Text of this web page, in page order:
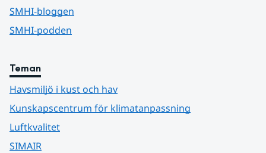
SMHI-bloggen
SMHI-podden
Teman
Havsmiljö i kust och hav
Kunskapscentrum för klimatanpassning
Luftkvalitet
SIMAIR